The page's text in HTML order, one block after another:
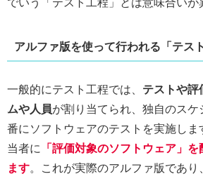
でいう「テスト工程」とは意味合いが
アルファ版を使って行われる「テス
一般的にテスト工程では、 テストや評
ムや人員が割り当てられ、独自のス
番にソフトウェアのテストを実施しま
当者に
「評価対象のソフトウェア」
ます。これが実際のアルファ版であり